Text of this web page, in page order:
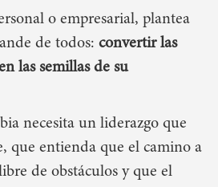
o empresarial, plantea
de todos: convertir las
las semillas de su
necesita un liderazgo que
que entienda que el camino a
de obstáculos y que el